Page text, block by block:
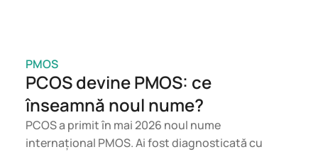
PMOS
PCOS devine PMOS: ce
înseamnă noul nume?
PCOS a primit în mai 2026 noul nume
internațional PMOS. Ai fost diagnosticată cu